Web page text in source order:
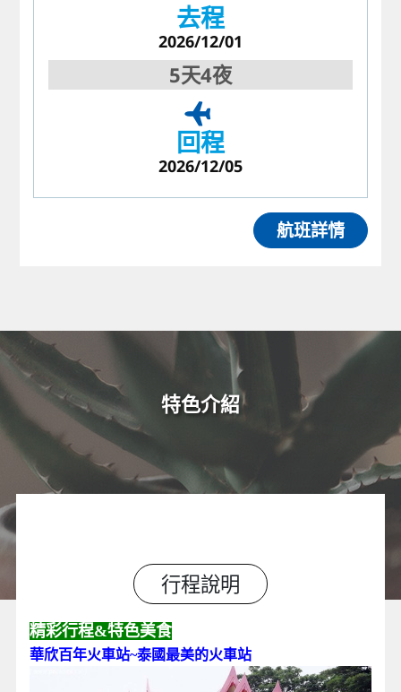
去程
2026/12/01
5天4夜
回程
2026/12/05
航班詳情
特色介紹
行程說明
精彩行程&特色美食
華欣百年火車站~泰國最美的火車站